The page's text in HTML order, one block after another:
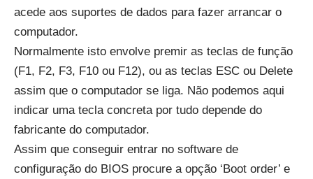
acede aos suportes de dados para fazer arrancar o
computador.
Normalmente isto envolve premir as teclas de função
(F1, F2, F3, F10 ou F12), ou as teclas ESC ou Delete
assim que o computador se liga. Não podemos aqui
indicar uma tecla concreta por tudo depende do
fabricante do computador.
Assim que conseguir entrar no software de
configuração do BIOS procure a opção ‘Boot order’ e